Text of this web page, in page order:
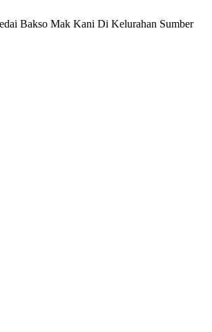
Bakso Mak Kani Di Kelurahan Sumber